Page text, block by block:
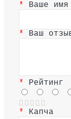
Ваше имя
Ваш
Рейтинг
Капча